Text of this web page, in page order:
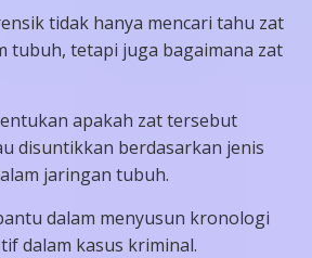
tidak hanya mencari tahu zat
tubuh, tetapi juga bagaimana zat
apakah zat tersebut
disuntikkan berdasarkan jenis
jaringan tubuh.
dalam menyusun kronologi
dalam kasus kriminal.